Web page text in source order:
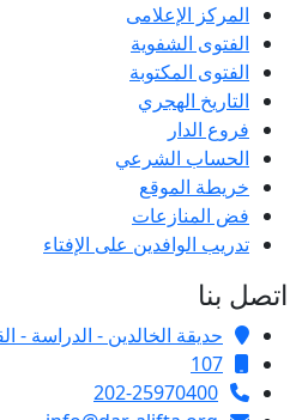
المركز الإعلامى
الفتوى الشفوية
الفتوى المكتوبة
التاريخ الهجري
فروع الدار
الحساب الشرعي
خريطة الموقع
فض المنازعات
تدريب الوافدين على الإفتاء
اتصل بنا
حديقة الخالدين - الدراسة -
107
202-25970400